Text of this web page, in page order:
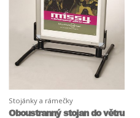
Stojánky a rámečky
Oboustranný stojan do větru